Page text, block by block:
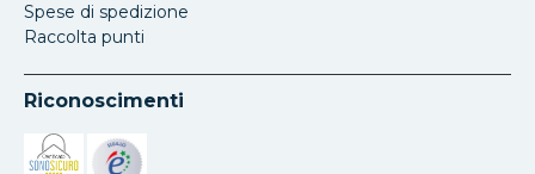
Spese di spedizione
Raccolta punti
Riconoscimenti